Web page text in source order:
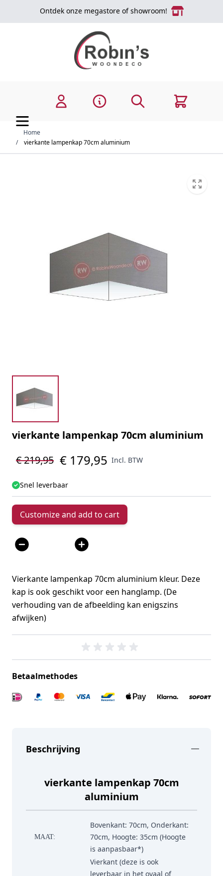
Ga naar de inhoudOntdek onze megastore of showroom!
Zoek Cart
Home
/
vierkante lampenkap 70cm aluminium
vierkante lampenkap 70cm aluminium
€ 219,95 € 179,95 Incl. BTW
Snel leverbaar
Customize and add to cart
Aantal
Vierkante lampenkap 70cm aluminium kleur. Deze
kap is ook geschikt voor een hanglamp. (De
verhouding van de afbeelding kan enigszins
afwijken)
Betaalmethodes
Beschrijving
vierkante lampenkap 70cm
aluminium
MAAT:
Bovenkant: 70cm, Onderkant:
70cm, Hoogte: 35cm (Hoogte
is aanpasbaar*)
Vierkant (deze is ook
leverbaar in het ovaal of